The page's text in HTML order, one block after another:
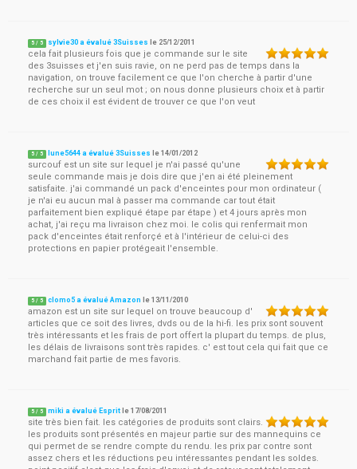
5 / 5 sylvie30 a évalué 3Suisses le 25/12/2011
cela fait plusieurs fois que je commande sur le site
des 3suisses et j'en suis ravie, on ne perd pas de temps dans la
navigation, on trouve facilement ce que l'on cherche à partir d'une
recherche sur un seul mot ; on nous donne plusieurs choix et à partir
de ces choix il est évident de trouver ce que l'on veut
5 / 5 lune5644 a évalué 3Suisses le14/01/2012
surcouf est un site sur lequel je n'ai passé qu'une
seule commande mais je dois dire que j'en ai été pleinement
satisfaite. j'ai commandé un pack d'enceintes pour mon ordinateur (
je n'ai eu aucun mal à passer ma commande car tout était
parfaitement bien expliqué étape par étape ) et 4 jours après mon
achat, j'ai reçu ma livraison chez moi. le colis qui renfermait mon
pack d'enceintes était renforçé et à l'intérieur de celui-ci des
protections en papier protégeait l'ensemble.
5 / 5 clomo5 a évalué Amazon le13/11/2010
amazon est un site sur lequel on trouve beaucoup d'
articles que ce soit des livres, dvds ou de la hi-fi. les prix sont souvent
très intéressants et les frais de port offert la plupart du temps. de plus,
les délais de livraisons sont très rapides. c' est tout cela qui fait que ce
marchand fait partie de mes favoris.
5 / 5 miki a évalué Esprit le17/08/2011
site très bien fait. les catégories de produits sont clairs.
les produits sont présentés en majeur partie sur des mannequins ce
qui permet de se rendre compte du rendu. les prix par contre sont
assez chers et les réductions peu intéressantes pendant les soldes.